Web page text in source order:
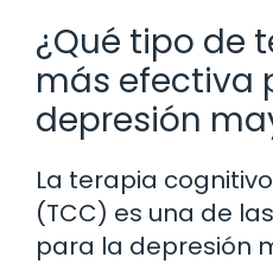
¿Qué tipo de
más efectiva
depresión
La terapia
(TCC) es una de
para la depresión